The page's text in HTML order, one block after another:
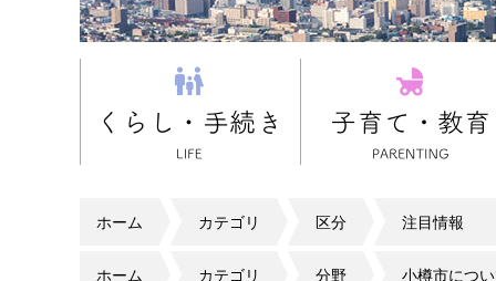
ホーム カテゴリ 区分 注目情報
ホーム カテゴリ 分野 小樽市につ